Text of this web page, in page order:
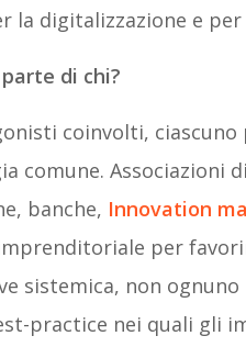
la digitalizzazione e
di chi?
coinvolti,
comune.
banche, Innovation
per
sistemica, non
practice nei quali gli